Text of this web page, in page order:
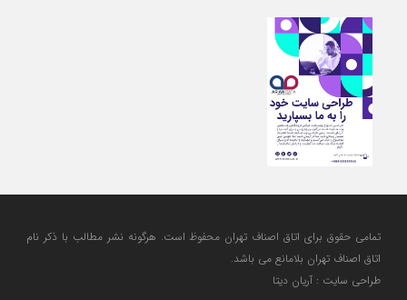
تمامی حقوق برای اتاق اصناف تهران محفوظ است. هرگونه نشر مطالب با ذكر نام
اتاق اصناف تهران بلامانع مي باشد.
طراحی سایت : آریان دیتا